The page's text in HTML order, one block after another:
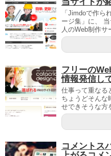
「Jimdoで作ら
ージ集」に、
人のWeb制作サ
フリーの
情報発信し
仕事って重なる
ちょうどそんな
せできそうな方
コメントス